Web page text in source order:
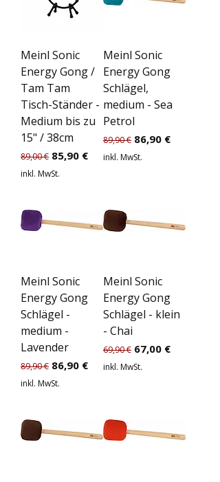
Meinl Sonic
Energy Gong /
Tam Tam
Tisch-Ständer -
Medium bis zu
15" / 38cm
Standardpreis
89,00 € Sale-Preis
85,90 €
inkl. MwSt.
Meinl Sonic
Energy Gong
Schlägel,
medium - Sea
Petrol
Standardpreis
89,90 € Sale-Preis
86,90 €
inkl. MwSt.
Meinl Sonic
Energy Gong
Schlägel -
medium -
Lavender
Standardpreis
89,90 € Sale-Preis
86,90 €
inkl. MwSt.
Meinl Sonic
Energy Gong
Schlägel - klein
- Chai
Standardpreis
69,90 € Sale-Preis
67,00 €
inkl. MwSt.